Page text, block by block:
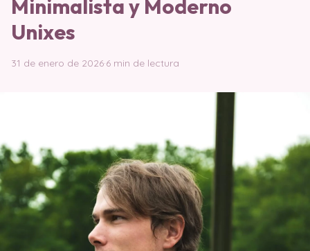
Minimalista y Moderno
Unixes
31 de enero de 2026·6 min de lectura